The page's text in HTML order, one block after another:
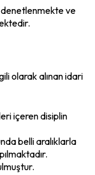
ve
olarak alınan idari
içeren disiplin
belli aralıklarla